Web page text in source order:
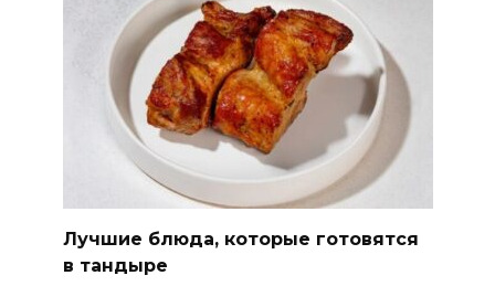
Лучшие блюда, которые готовятся
в тандыре